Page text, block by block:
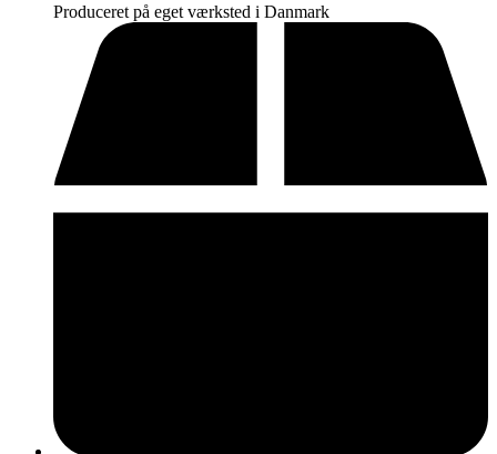
Produceret på eget værksted i Danmark